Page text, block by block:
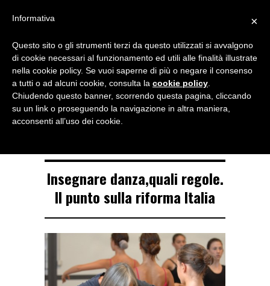
NOTIZIE DI DANZA IN ITALIA E ALL’ESTERO, PER DANZATORI,
TAG ARCHIVE
danza
Insegnare danza,quali regole.
Il punto sulla riforma Italia
×
Informativa
Questo sito o gli strumenti terzi da questo utilizzati si avvalgono
di cookie necessari al funzionamento ed utili alle finalità illustrate
nella cookie policy. Se vuoi saperne di più o negare il consenso
a tutti o ad alcuni cookie, consulta la cookie policy
Chiudendo questo banner, scorrendo questa pagina, cliccando
su un link o proseguendo la navigazione in altra maniera,
acconsenti all’uso dei cookie.